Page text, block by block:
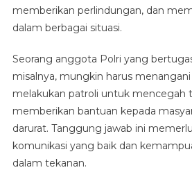
memberikan perlindungan, dan
dalam berbagai situasi.
Seorang anggota Polri yang
misalnya, mungkin harus
melakukan patroli untuk mencegah
memberikan bantuan kepada
darurat. Tanggung jawab ini
komunikasi yang baik dan
dalam tekanan.